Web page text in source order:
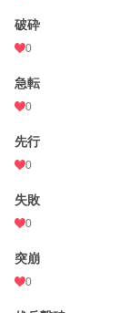
破砕
0
急転
0
先行
0
失敗
0
突崩
0